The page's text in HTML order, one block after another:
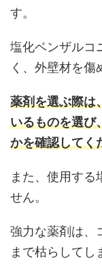
す。
塩化ベンザルコ
く、外壁材を傷
薬剤を選ぶ際は
いるものを選び
かを確認してく
また、使用する
せん。
強力な薬剤は、
まで枯らしてし